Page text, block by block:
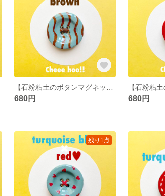
680円 680円
残り1点